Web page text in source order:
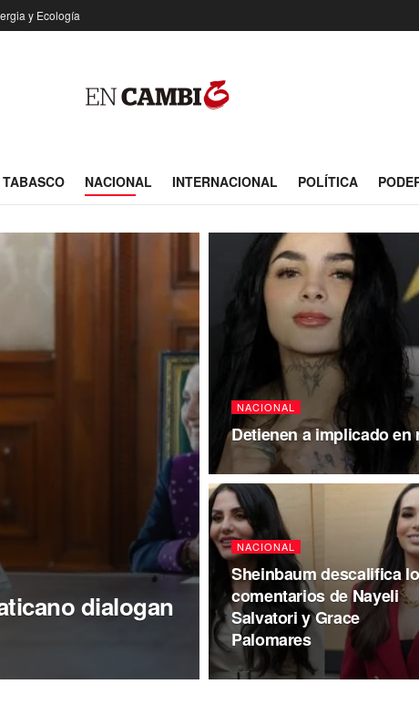
y Ecología
TABASCO NACIONAL INTERNACIONAL POLÍTICA
dialogan
NACIONAL
Detienen a implicado en
NACIONAL
Sheinbaum descalifica
comentarios de Nayeli
Salvatori y Grace
Palomares